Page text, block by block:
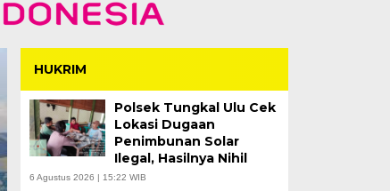
HUKRIM
Polsek Tungkal Ulu Cek
Lokasi Dugaan
Penimbunan Solar
Ilegal, Hasilnya Nihil
6 Agustus 2026 | 15:22 WIB